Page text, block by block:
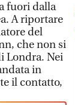
fuori dalla
A riportare
del
che non si
Londra. Nei
in
il contatto,